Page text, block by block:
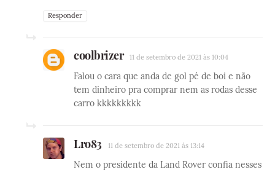
Responder
coolbrizer 11 de setembro de 2021 às 10:04
Falou o cara que anda de gol pé de boi e não
tem dinheiro pra comprar nem as rodas desse
carro kkkkkkkkk
Lro83 11 de setembro de 2021 às 13:14
Nem o presidente da Land Rover confia nesses